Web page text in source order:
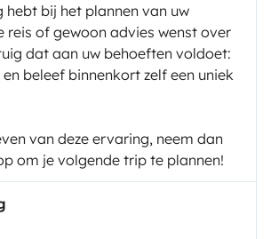
hebt bij het plannen van uw
reis of gewoon advies wenst over
dat aan uw behoeften voldoet:
beleef binnenkort zelf een uniek
van deze ervaring, neem dan
om je volgende trip te plannen!